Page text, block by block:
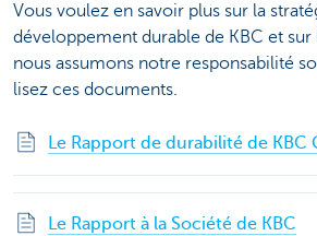
Vous voulez en savoir plus sur la
développement durable de KBC et
nous assumons notre responsabilité
lisez ces documents.
Le Rapport de durabilité de KBC
Le Rapport à la Société de KBC